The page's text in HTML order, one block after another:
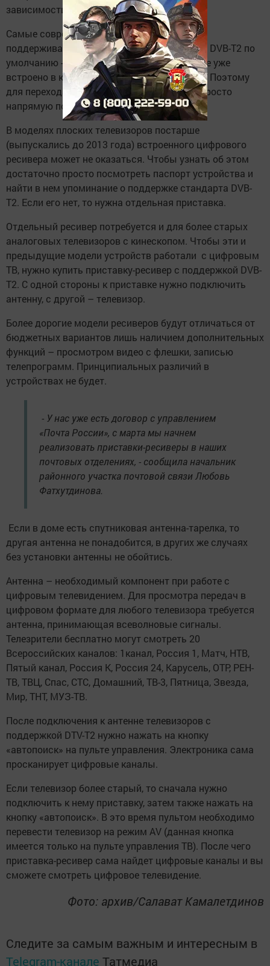
зависимости от поколения.
Самые современные модели телевизоров
поддерживают стандарт передачи сигнала DVB-T2 по
умолчанию - все необходимое оборудование уже
встроено в корпус приемника – телевизора. Поэтому
для перехода на цифровой формат нужно просто
напрямую подключить антенну.
В моделях плоских телевизоров постарше
(выпускались до 2013 года) встроенного цифрового
ресивера может не оказаться. Чтобы узнать об этом
достаточно просто посмотреть паспорт устройства и
найти в нем упоминание о поддержке стандарта DVB-
Т2. Если его нет, то нужна отдельная приставка.
Отдельный ресивер потребуется и для более старых
аналоговых телевизоров с кинескопом. Чтобы эти и
предыдущие модели устройств работали с цифровым
ТВ, нужно купить приставку-ресивер с поддержкой DVB-
Т2. С одной стороны к приставке нужно подключить
антенну, с другой – телевизор.
Более дорогие модели ресиверов будут отличаться от
бюджетных вариантов лишь наличием дополнительных
функций – просмотром видео с флешки, записью
телепрограмм. Принципиальных различий в
устройствах не будет.
- У нас уже есть договор с управлением
«Почта России», с марта мы начнем
реализовать приставки-ресиверы в наших
почтовых отделениях, - сообщила начальник
районного участка почтовой связи Любовь
Фатхутдинова.
Если в доме есть спутниковая антенна-тарелка, то
другая антенна не понадобится, в других же случаях
без установки антенны не обойтись.
Антенна – необходимый компонент при работе с
цифровым телевидением. Для просмотра передач в
цифровом формате для любого телевизора требуется
антенна, принимающая всеволновые сигналы.
Телезрители бесплатно могут смотреть 20
Всероссийских каналов: 1канал, Россия 1, Матч, НТВ,
Пятый канал, Россия К, Россия 24, Карусель, ОТР, РЕН-
ТВ, ТВЦ, Спас, СТС, Домашний, ТВ-3, Пятница, Звезда,
Мир, ТНТ, МУЗ-ТВ.
После подключения к антенне телевизоров с
поддержкой DTV-Т2 нужно нажать на кнопку
«автопоиск» на пульте управления. Электроника сама
просканирует цифровые каналы.
Если телевизор более старый, то сначала нужно
подключить к нему приставку, затем также нажать на
кнопку «автопоиск». В это время пультом необходимо
перевести телевизор на режим AV (данная кнопка
имеется только на пульте управления ТВ). После чего
приставка-ресивер сама найдет цифровые каналы и вы
сможете смотреть цифровое телевидение.
Фото: архив/Салават Камалетдинов
Следите за самым важным и интересным в
Telegram-канале Татмедиа